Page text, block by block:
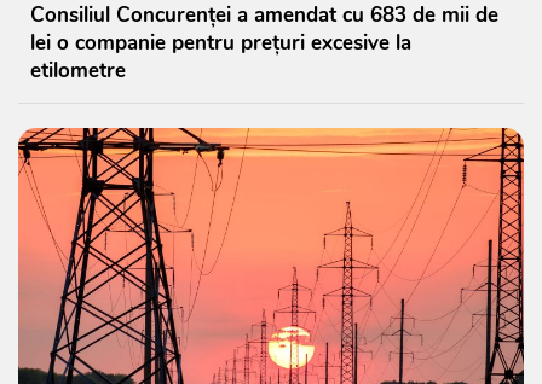
Consiliul Concurenței a amendat cu 683 de mii de
lei o companie pentru prețuri excesive la
etilometre